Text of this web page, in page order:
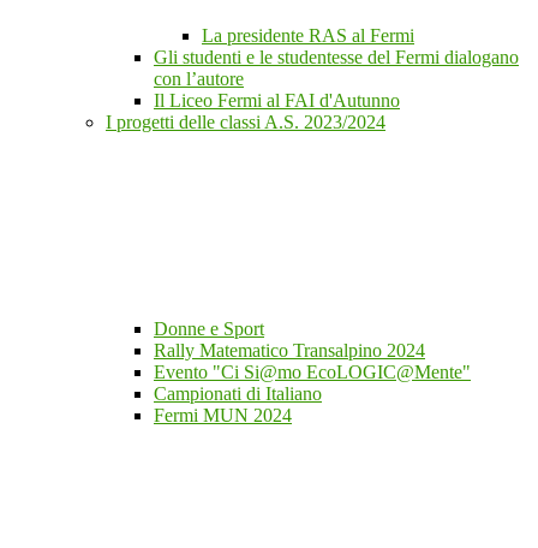
La presidente RAS al Fermi
Gli studenti e le studentesse del Fermi dialogano
con l’autore
Il Liceo Fermi al FAI d'Autunno
I progetti delle classi A.S. 2023/2024
Donne e Sport
Rally Matematico Transalpino 2024
Evento "Ci Si@mo EcoLOGIC@Mente"
Campionati di Italiano
Fermi MUN 2024